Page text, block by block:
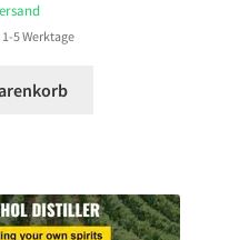
5 Werktage